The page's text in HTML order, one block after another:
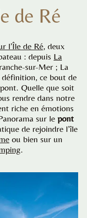
de Ré
l’Île de Ré, deux
: depuis La
sur-Mer ; La
définition, ce bout de
Quelle que soit
rendre dans notre
riche en émotions
sur le pont
de rejoindre l’île
ou bien sur un
.